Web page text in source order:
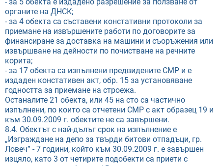
органите на ДНСК;
- за 4 обекта са съставени констативни протоколи за
приемане на извършените работи по договорите за
финансиране за доставка на машини и съоръжения или
извършване на дейности по почистване на речните
корита;
- за 17 обекта са изпълнени предвидените СМР и е
издаден констативен акт, обр. 15 за установяване
годността за приемане на строежа.
Останалите 21 обекта, или 45 на сто са частично
изпълнени, по които са отчетени СМР с акт образец 19 и
към 30.09.2009 г. обектите не са завършени.
8.4. Обектът с най-дълъг срок на изпълнение е
„Изграждане на депо за твърди битови отпадъци, гр.
Ловеч” - 7 години, който към 30.09.2009 г. е завършен
изцяло, като 3 от четирите подобекти са приети с